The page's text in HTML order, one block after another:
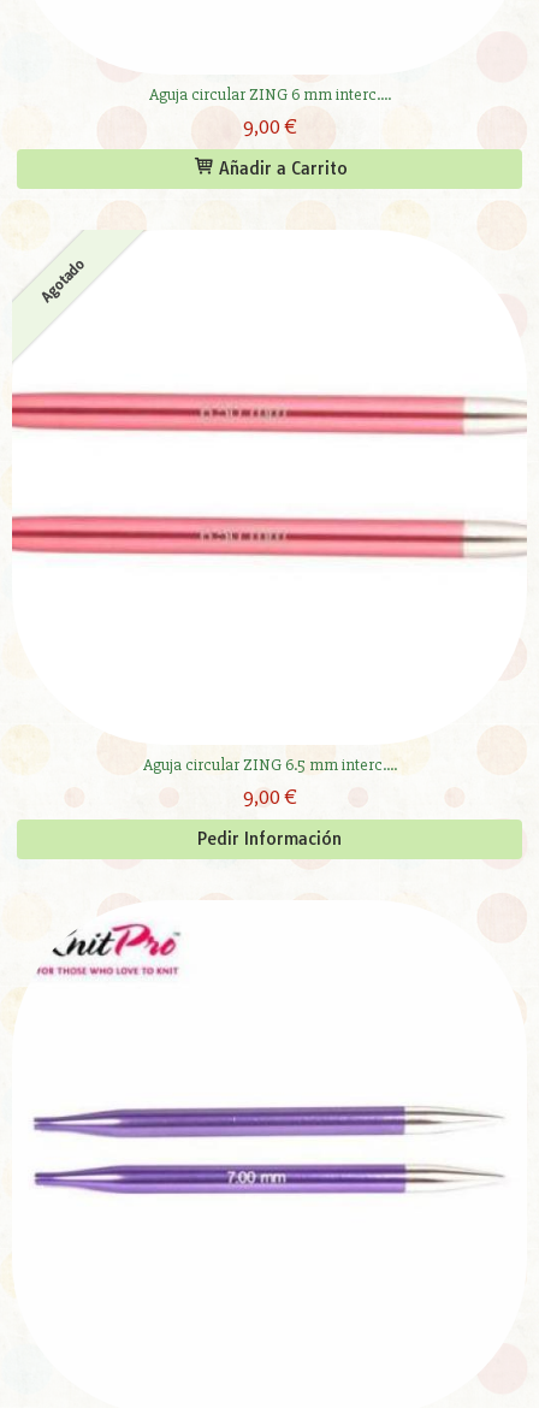
Aguja circular ZING 6 mm interc....
9,00 €
Añadir a Carrito
Agotado
Aguja circular ZING 6.5 mm interc....
9,00 €
Pedir Información